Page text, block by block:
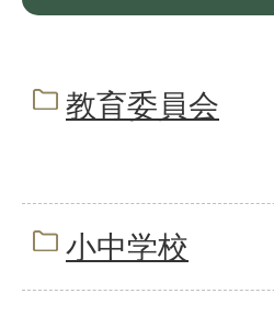
教育委員会
小中学校